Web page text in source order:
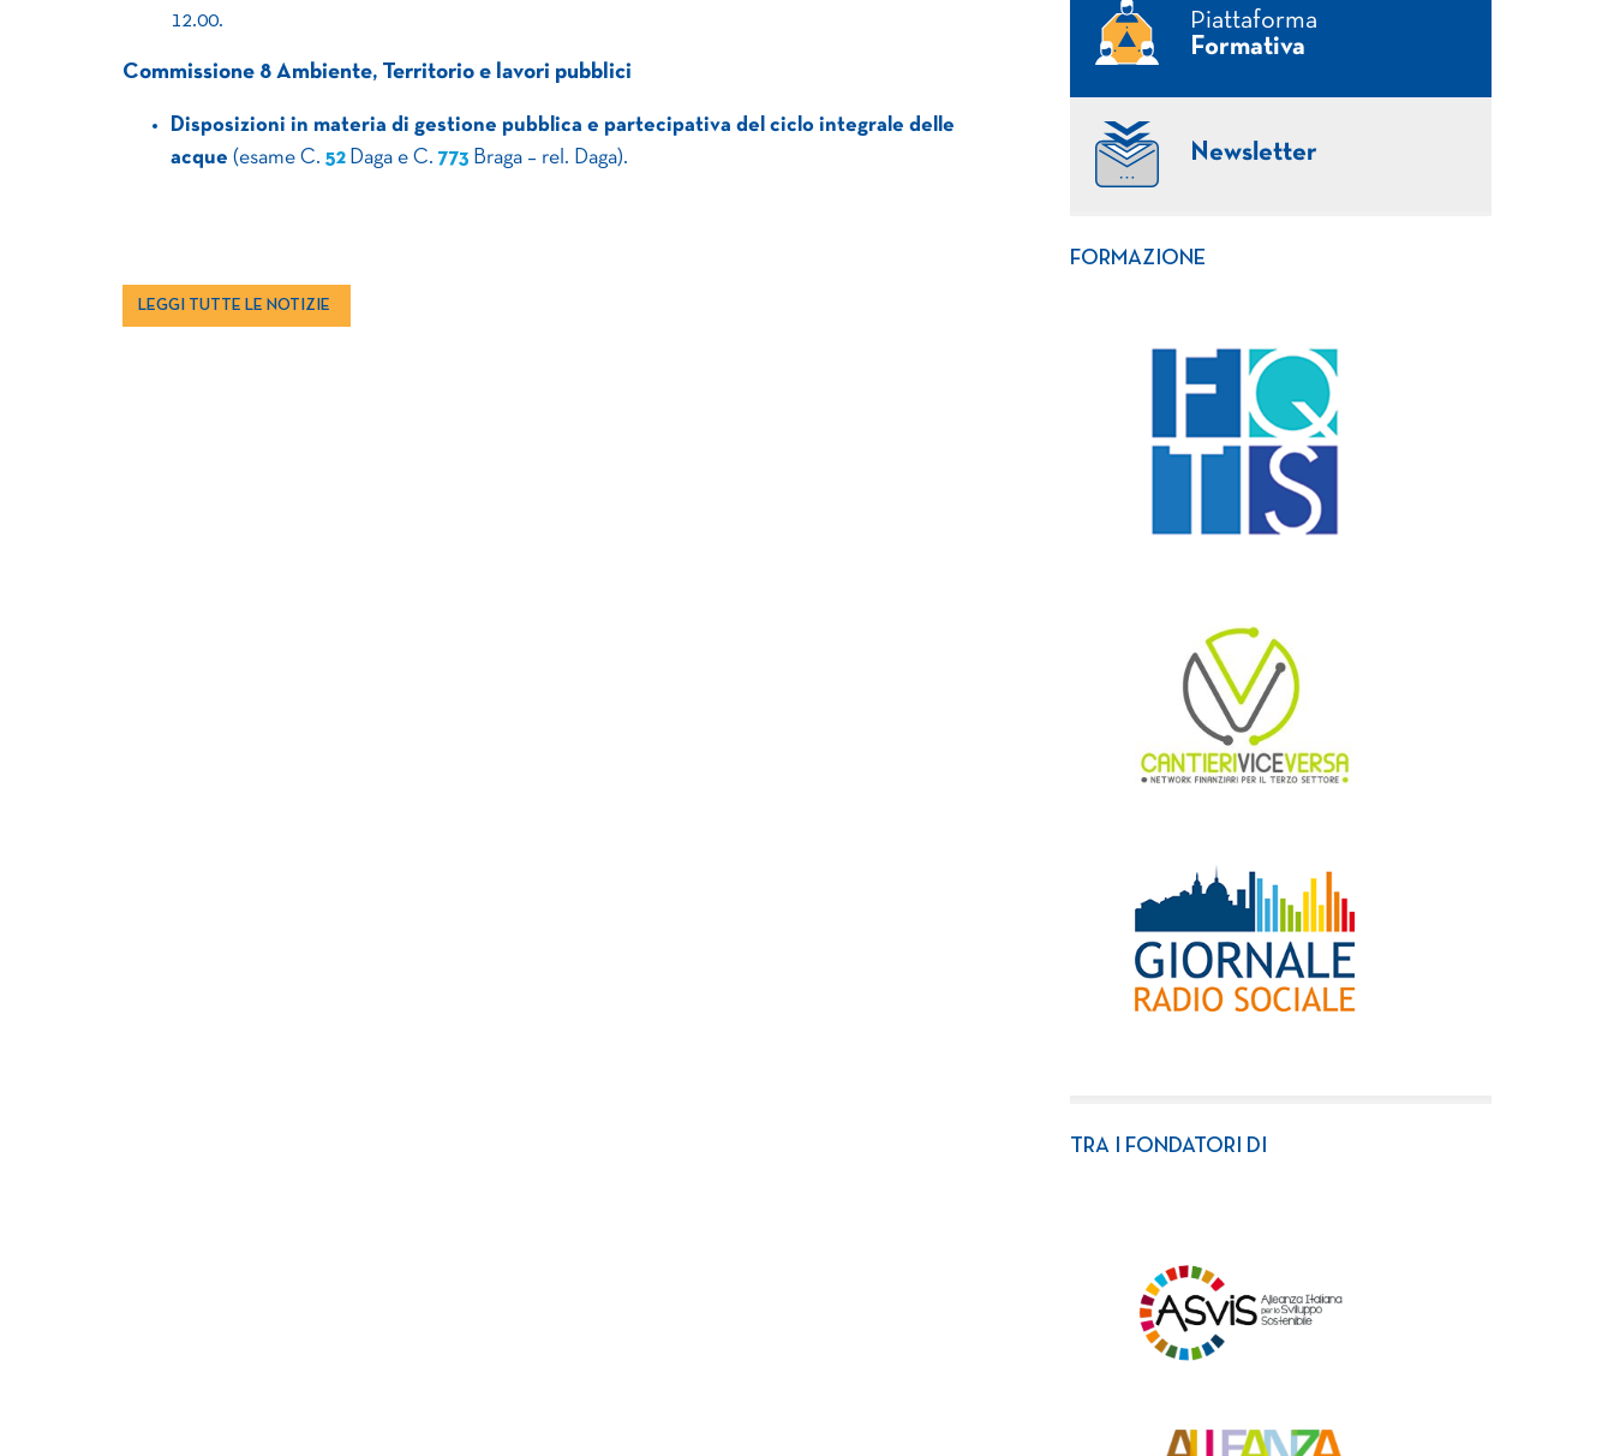
12.00.
Commissione 8 Ambiente, Territorio e lavori pubblici
Disposizioni in materia di gestione pubblica e partecipativa del ciclo integrale delle
acque (esame C. 52 Daga e C. 773 Braga – rel. Daga).
LEGGI TUTTE LE NOTIZIE
Piattaforma
Formativa
Newsletter
FORMAZIONE
TRA I FONDATORI DI